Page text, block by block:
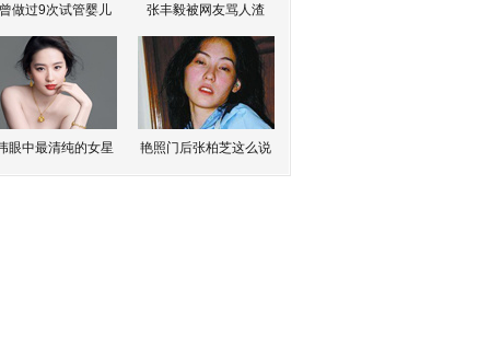
做过9次试管婴儿 张丰毅被网友骂人渣
眼中最清纯的女星 艳照门后张柏芝这么说